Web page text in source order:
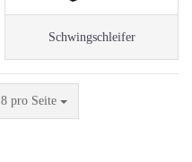
Schwingschleifer
8 pro Seite
pro Seite